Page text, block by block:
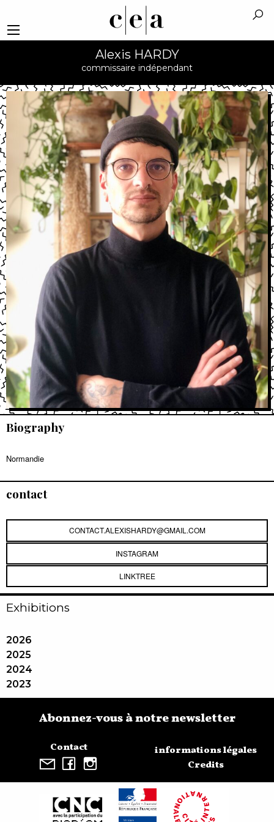
Alexis HARDY
commissaire indépendant
Biography
Normandie
contact
CONTACT.ALEXISHARDY@GMAIL.COM
INSTAGRAM
LINKTREE
Exhibitions
2026
2025
2024
2023
Contact
Abonnez-vous à notre newsletter
informations légales
Credits